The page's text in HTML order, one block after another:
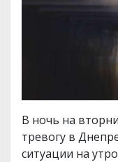
В ночь на
тревогу в
ситуации на